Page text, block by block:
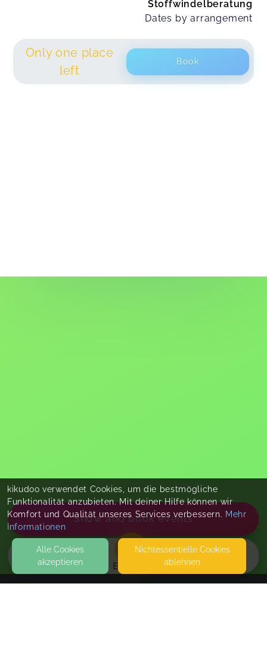
EVENTS
Stoffwindelberatung
Dates by arrangement
Only one place
left
Book
Show and book events
kikudoo verwendet Cookies, um die bestmögliche
Funktionalität anzubieten. Mit deiner Hilfe können wir
Komfort und Qualität unseres Services verbessern. Mehr
Informationen
Alle Cookies
akzeptieren
Nicht­essentielle Cookies
ablehnen